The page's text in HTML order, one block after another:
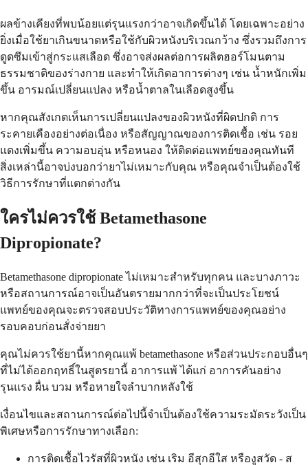
ผลข้างเคียงที่พบน้อยแต่รุนแรงกว่าอาจเกิดขึ้นได้ โดยเฉพาะอย่าง
ยิ่งเมื่อใช้ยาเกินขนาดหรือใช้กับผิวหนังบริเวณกว้าง ซึ่งรวมถึงการ
ดูดซึมเข้าสู่กระแสเลือด ซึ่งอาจส่งผลต่อการผลิตฮอร์โมนตาม
ธรรมชาติของร่างกาย และทำให้เกิดอาการต่างๆ เช่น น้ำหนักเพิ่ม
ขึ้น อารมณ์เปลี่ยนแปลง หรือน้ำตาลในเลือดสูงขึ้น
หากคุณสังเกตเห็นการเปลี่ยนแปลงของผิวหนังที่ผิดปกติ การ
ระคายเคืองอย่างต่อเนื่อง หรือสัญญาณของการติดเชื้อ เช่น รอย
แดงเพิ่มขึ้น ความอบอุ่น หรือหนอง ให้ติดต่อแพทย์ของคุณทันที
สิ่งเหล่านี้อาจบ่งบอกว่ายาไม่เหมาะกับคุณ หรือคุณจำเป็นต้องใช้
วิธีการรักษาที่แตกต่างกัน
ใครไม่ควรใช้ Betamethasone
Dipropionate?
Betamethasone dipropionate ไม่เหมาะสำหรับทุกคน และบางภาวะ
หรือสถานการณ์อาจเป็นอันตรายมากกว่าที่จะเป็นประโยชน์
แพทย์ของคุณจะตรวจสอบประวัติทางการแพทย์ของคุณอย่าง
รอบคอบก่อนสั่งจ่ายยา
คุณไม่ควรใช้ยานี้หากคุณแพ้ betamethasone หรือส่วนประกอบอื่นๆ
ที่ไม่ได้ออกฤทธิ์ในสูตรยานี้ อาการแพ้ ได้แก่ อาการคันอย่าง
รุนแรง ผื่น บวม หรือหายใจลำบากหลังใช้
เงื่อนไขและสถานการณ์ต่อไปนี้จำเป็นต้องใช้ความระมัดระวังเป็น
พิเศษหรือการรักษาทางเลือก:
การติดเชื้อไวรัสที่ผิวหนัง เช่น เริม อีสุกอีใส หรืองูสวัด - ส